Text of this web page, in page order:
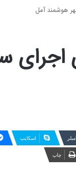
هوشمند آمل
اجرای
اسکایپ
چاپ